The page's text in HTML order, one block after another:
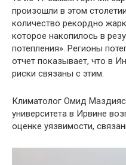
произошли в этом
количество рекордно
которое накопилось в
потепления». Регионы
отчет показывает, что в
риски связаны с этим.
Климатолог Омид
университета в Ирвине
оценке уязвимости,